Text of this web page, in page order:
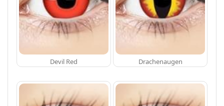
Devil Red Drachenaugen